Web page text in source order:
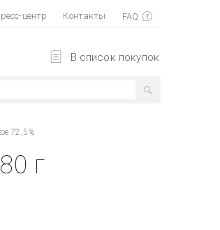
центр Контакты
В список покупок
72,5%
г